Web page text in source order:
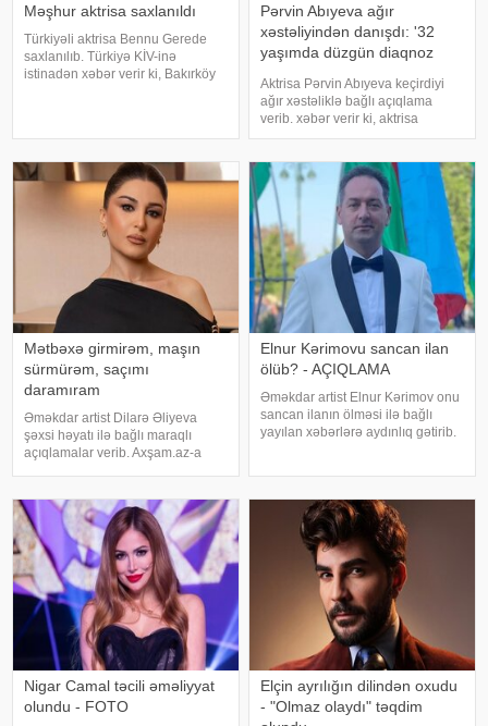
Məşhur aktrisa saxlanıldı
Türkiyəli aktrisa Bennu Gerede
saxlanılıb. Türkiyə KİV-inə
istinadən xəbər verir ki, Bakırköy
fikirlərlə bağlı "ədəbsizlik" ittiham
Pərvin Abıyeva ağır
xəstəliyindən danışdı: '32
yaşımda düzgün diaqnoz
Aktrisa Pərvin Abıyeva keçirdiyi
ağır xəstəliklə bağlı açıqlama
verib. xəbər verir ki, aktrisa
axlorhidriya xəstəliyindən əziyyət
diaqnoz qoyula bilmədiyini
bildirib. "Bu əməliyyat
Azərbaycand
Mətbəxə girmirəm, maşın
sürmürəm, saçımı
daramıram
Əməkdar artist Dilarə Əliyeva
şəxsi həyatı ilə bağlı maraqlı
açıqlamalar verib. Axşam.az-a
avtomobil idarə etmədiyini deyib.
O, sürücü ilə hərəkə
Elnur Kərimovu sancan ilan
ölüb? - AÇIQLAMA
Əməkdar artist Elnur Kərimov onu
sancan ilanın ölməsi ilə bağlı
yayılan xəbərlərə aydınlıq gətirib.
açıqlama verməmişəm
Nigar Camal təcili əməliyyat
olundu - FOTO
Elçin ayrılığın dilindən oxudu
- "Olmaz olaydı" təqdim